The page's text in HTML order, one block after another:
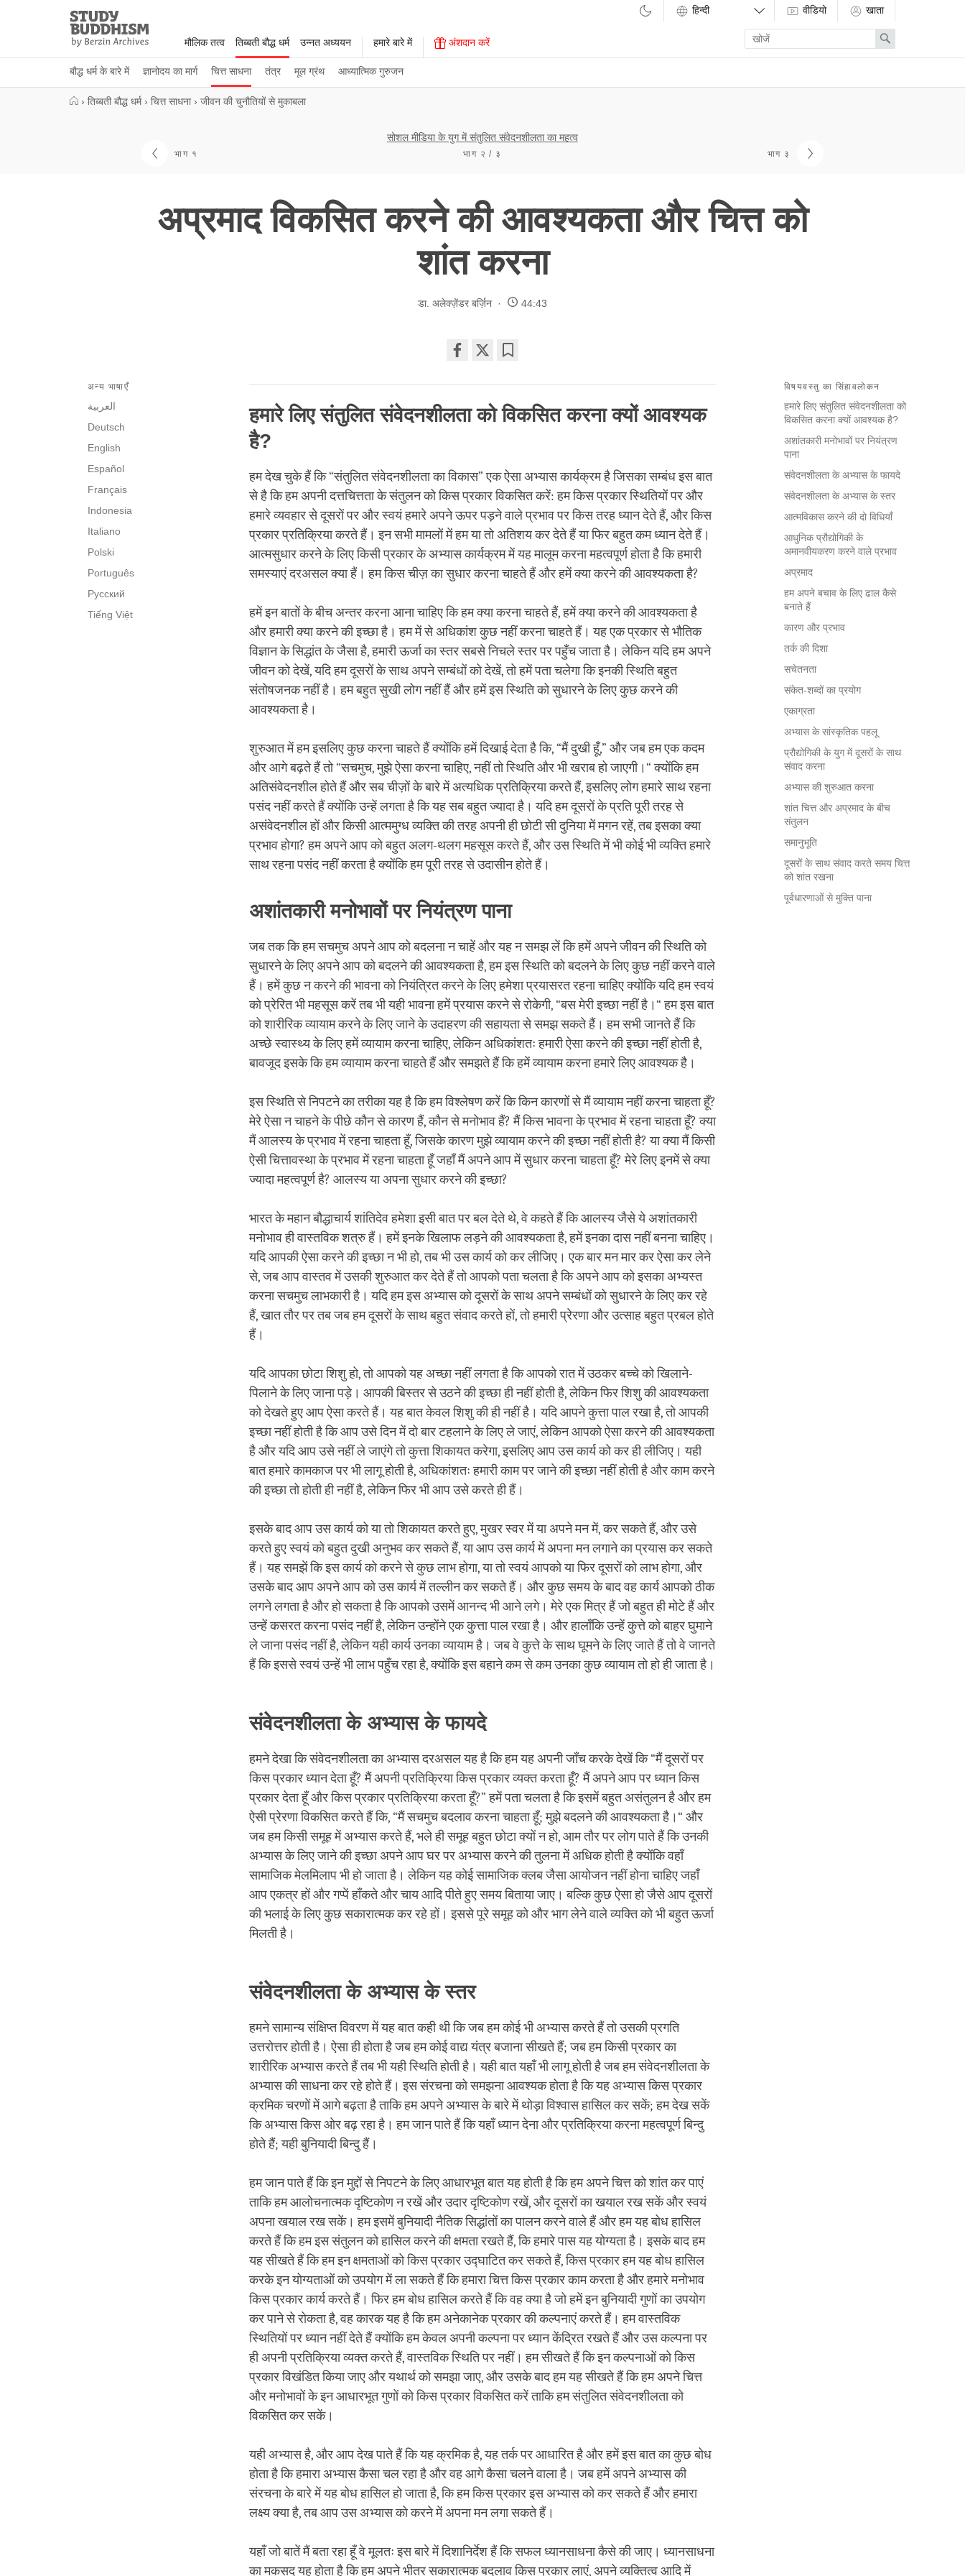
Study
Buddhism
Home
मौलिक तत्व तिब्बती बौद्ध धर्म
बौद्ध धर्म के बारे में ज्ञानोदय का मार्ग चित्त साधना तंत्र मूल ग्रंथ आध्यात्मिक गुरुजन
उन्नत अध्ययन हमारे बारे में अंशदान करें
वीडियो खाता
Enter
search
term
Search
› तिब्बती बौद्ध धर्म › चित्त साधना › जीवन की चुनौतियों से मुकाबला
भाग १
सोशल मीडिया के युग में संतुलित संवेदनशीलता का महत्व
भाग २ / ३ भाग ३
अप्रमाद विकसित करने की आवश्यकता और चित्त को
शांत करना
डा. अलेक्ज़ेंडर बर्ज़िन 44:43
on
facebook
विषयवस्तु का सिंहावलोकन
हमारे लिए संतुलित संवेदनशीलता को
विकसित करना क्यों आवश्यक है?
अशांतकारी मनोभावों पर नियंत्रण
पाना
संवेदनशीलता के अभ्यास के फायदे
संवेदनशीलता के अभ्यास के स्तर
आत्मविकास करने की दो विधियाँ
आधुनिक प्रौद्योगिकी के
अमानवीयकरण करने वाले प्रभाव
अप्रमाद
हम अपने बचाव के लिए ढाल कैसे
बनाते हैं
कारण और प्रभाव
तर्क की दिशा
सचेतनता
संकेत-शब्दों का प्रयोग
एकाग्रता
अभ्यास के सांस्कृतिक पहलू
प्रौद्योगिकी के युग में दूसरों के साथ
संवाद करना
अभ्यास की शुरुआत करना
शांत चित्त और अप्रमाद के बीच
संतुलन
समानुभूति
दूसरों के साथ संवाद करते समय चित्त
को शांत रखना
पूर्वधारणाओं से मुक्ति पाना
अन्य भाषाएँ
العربية
Deutsch
English
Español
Français
Indonesia
Italiano
Polski
Português
Русский
Tiếng Việt
हमारे लिए संतुलित संवेदनशीलता को विकसित करना क्यों आवश्यक
है?
हम देख चुके हैं कि “संतुलित संवेदनशीलता का विकास” एक ऐसा अभ्यास कार्यक्रम है जिसका सम्बंध इस बात
से है कि हम अपनी दत्तचित्तता के संतुलन को किस प्रकार विकसित करें: हम किस प्रकार स्थितियों पर और
हमारे व्यवहार से दूसरों पर और स्वयं हमारे अपने ऊपर पड़ने वाले प्रभाव पर किस तरह ध्यान देते हैं, और किस
प्रकार प्रतिक्रिया करते हैं। इन सभी मामलों में हम या तो अतिशय कर देते हैं या फिर बहुत कम ध्यान देते हैं।
आत्मसुधार करने के लिए किसी प्रकार के अभ्यास कार्यक्रम में यह मालूम करना महत्वपूर्ण होता है कि हमारी
समस्याएं दरअसल क्या हैं। हम किस चीज़ का सुधार करना चाहते हैं और हमें क्या करने की आवश्यकता है?
हमें इन बातों के बीच अन्तर करना आना चाहिए कि हम क्या करना चाहते हैं, हमें क्या करने की आवश्यकता है
और हमारी क्या करने की इच्छा है। हम में से अधिकांश कुछ नहीं करना चाहते हैं। यह एक प्रकार से भौतिक
विज्ञान के सिद्धांत के जैसा है, हमारी ऊर्जा का स्तर सबसे निचले स्तर पर पहुँच जाता है। लेकिन यदि हम अपने
जीवन को देखें, यदि हम दूसरों के साथ अपने सम्बंधों को देखें, तो हमें पता चलेगा कि इनकी स्थिति बहुत
संतोषजनक नहीं है। हम बहुत सुखी लोग नहीं हैं और हमें इस स्थिति को सुधारने के लिए कुछ करने की
आवश्यकता है।
शुरुआत में हम इसलिए कुछ करना चाहते हैं क्योंकि हमें दिखाई देता है कि, “मैं दुखी हूँ,” और जब हम एक कदम
और आगे बढ़ते हैं तो “सचमुच, मुझे ऐसा करना चाहिए, नहीं तो स्थिति और भी खराब हो जाएगी।“ क्योंकि हम
अतिसंवेदनशील होते हैं और सब चीज़ों के बारे में अत्यधिक प्रतिक्रिया करते हैं, इसलिए लोग हमारे साथ रहना
पसंद नहीं करते हैं क्योंकि उन्हें लगता है कि यह सब बहुत ज्यादा है। यदि हम दूसरों के प्रति पूरी तरह से
असंवेदनशील हों और किसी आत्ममुग्ध व्यक्ति की तरह अपनी ही छोटी सी दुनिया में मगन रहें, तब इसका क्या
प्रभाव होगा? हम अपने आप को बहुत अलग-थलग महसूस करते हैं, और उस स्थिति में भी कोई भी व्यक्ति हमारे
साथ रहना पसंद नहीं करता है क्योंकि हम पूरी तरह से उदासीन होते हैं।
अशांतकारी मनोभावों पर नियंत्रण पाना
जब तक कि हम सचमुच अपने आप को बदलना न चाहें और यह न समझ लें कि हमें अपने जीवन की स्थिति को
सुधारने के लिए अपने आप को बदलने की आवश्यकता है, हम इस स्थिति को बदलने के लिए कुछ नहीं करने वाले
हैं। हमें कुछ न करने की भावना को नियंत्रित करने के लिए हमेशा प्रयासरत रहना चाहिए क्योंकि यदि हम स्वयं
को प्रेरित भी महसूस करें तब भी यही भावना हमें प्रयास करने से रोकेगी, “बस मेरी इच्छा नहीं है।“ हम इस बात
को शारीरिक व्यायाम करने के लिए जाने के उदाहरण की सहायता से समझ सकते हैं। हम सभी जानते हैं कि
अच्छे स्वास्थ्य के लिए हमें व्यायाम करना चाहिए, लेकिन अधिकांशतः हमारी ऐसा करने की इच्छा नहीं होती है,
बावजूद इसके कि हम व्यायाम करना चाहते हैं और समझते हैं कि हमें व्यायाम करना हमारे लिए आवश्यक है।
इस स्थिति से निपटने का तरीका यह है कि हम विश्लेषण करें कि किन कारणों से मैं व्यायाम नहीं करना चाहता हूँ?
मेरे ऐसा न चाहने के पीछे कौन से कारण हैं, कौन से मनोभाव हैं? मैं किस भावना के प्रभाव में रहना चाहता हूँ? क्या
मैं आलस्य के प्रभाव में रहना चाहता हूँ, जिसके कारण मुझे व्यायाम करने की इच्छा नहीं होती है? या क्या मैं किसी
ऐसी चित्तावस्था के प्रभाव में रहना चाहता हूँ जहाँ मैं अपने आप में सुधार करना चाहता हूँ? मेरे लिए इनमें से क्या
ज्यादा महत्वपूर्ण है? आलस्य या अपना सुधार करने की इच्छा?
भारत के महान बौद्धाचार्य शांतिदेव हमेशा इसी बात पर बल देते थे, वे कहते हैं कि आलस्य जैसे ये अशांतकारी
मनोभाव ही वास्तविक शत्रु हैं। हमें इनके खिलाफ लड़ने की आवश्यकता है, हमें इनका दास नहीं बनना चाहिए।
यदि आपकी ऐसा करने की इच्छा न भी हो, तब भी उस कार्य को कर लीजिए। एक बार मन मार कर ऐसा कर लेने
से, जब आप वास्तव में उसकी शुरुआत कर देते हैं तो आपको पता चलता है कि अपने आप को इसका अभ्यस्त
करना सचमुच लाभकारी है। यदि हम इस अभ्यास को दूसरों के साथ अपने सम्बंधों को सुधारने के लिए कर रहे
हैं, खात तौर पर तब जब हम दूसरों के साथ बहुत संवाद करते हों, तो हमारी प्रेरणा और उत्साह बहुत प्रबल होते
हैं।
यदि आपका छोटा शिशु हो, तो आपको यह अच्छा नहीं लगता है कि आपको रात में उठकर बच्चे को खिलाने-
पिलाने के लिए जाना पड़े। आपकी बिस्तर से उठने की इच्छा ही नहीं होती है, लेकिन फिर शिशु की आवश्यकता
को देखते हुए आप ऐसा करते हैं। यह बात केवल शिशु की ही नहीं है। यदि आपने कुत्ता पाल रखा है, तो आपकी
इच्छा नहीं होती है कि आप उसे दिन में दो बार टहलाने के लिए ले जाएं, लेकिन आपको ऐसा करने की आवश्यकता
है और यदि आप उसे नहीं ले जाएंगे तो कुत्ता शिकायत करेगा, इसलिए आप उस कार्य को कर ही लीजिए। यही
बात हमारे कामकाज पर भी लागू होती है, अधिकांशतः हमारी काम पर जाने की इच्छा नहीं होती है और काम करने
की इच्छा तो होती ही नहीं है, लेकिन फिर भी आप उसे करते ही हैं।
इसके बाद आप उस कार्य को या तो शिकायत करते हुए, मुखर स्वर में या अपने मन में, कर सकते हैं, और उसे
करते हुए स्वयं को बहुत दुखी अनुभव कर सकते हैं, या आप उस कार्य में अपना मन लगाने का प्रयास कर सकते
हैं। यह समझें कि इस कार्य को करने से कुछ लाभ होगा, या तो स्वयं आपको या फिर दूसरों को लाभ होगा, और
उसके बाद आप अपने आप को उस कार्य में तल्लीन कर सकते हैं। और कुछ समय के बाद वह कार्य आपको ठीक
लगने लगता है और हो सकता है कि आपको उसमें आनन्द भी आने लगे। मेरे एक मित्र हैं जो बहुत ही मोटे हैं और
उन्हें कसरत करना पसंद नहीं है, लेकिन उन्होंने एक कुत्ता पाल रखा है। और हालाँकि उन्हें कुत्ते को बाहर घुमाने
ले जाना पसंद नहीं है, लेकिन यही कार्य उनका व्यायाम है। जब वे कुत्ते के साथ घूमने के लिए जाते हैं तो वे जानते
हैं कि इससे स्वयं उन्हें भी लाभ पहुँच रहा है, क्योंकि इस बहाने कम से कम उनका कुछ व्यायाम तो हो ही जाता है।
संवेदनशीलता के अभ्यास के फायदे
हमने देखा कि संवेदनशीलता का अभ्यास दरअसल यह है कि हम यह अपनी जाँच करके देखें कि “मैं दूसरों पर
किस प्रकार ध्यान देता हूँ? मैं अपनी प्रतिक्रिया किस प्रकार व्यक्त करता हूँ? मैं अपने आप पर ध्यान किस
प्रकार देता हूँ और किस प्रकार प्रतिक्रिया करता हूँ?” हमें पता चलता है कि इसमें बहुत असंतुलन है और हम
ऐसी प्रेरणा विकसित करते हैं कि, “मैं सचमुच बदलाव करना चाहता हूँ; मुझे बदलने की आवश्यकता है।“ और
जब हम किसी समूह में अभ्यास करते हैं, भले ही समूह बहुत छोटा क्यों न हो, आम तौर पर लोग पाते हैं कि उनकी
अभ्यास के लिए जाने की इच्छा अपने आप घर पर अभ्यास करने की तुलना में अधिक होती है क्योंकि वहाँ
सामाजिक मेलमिलाप भी हो जाता है। लेकिन यह कोई सामाजिक क्लब जैसा आयोजन नहीं होना चाहिए जहाँ
आप एकत्र हों और गप्पें हाँकते और चाय आदि पीते हुए समय बिताया जाए। बल्कि कुछ ऐसा हो जैसे आप दूसरों
की भलाई के लिए कुछ सकारात्मक कर रहे हों। इससे पूरे समूह को और भाग लेने वाले व्यक्ति को भी बहुत ऊर्जा
मिलती है।
संवेदनशीलता के अभ्यास के स्तर
हमने सामान्य संक्षिप्त विवरण में यह बात कही थी कि जब हम कोई भी अभ्यास करते हैं तो उसकी प्रगति
उत्तरोत्तर होती है। ऐसा ही होता है जब हम कोई वाद्य यंत्र बजाना सीखते हैं; जब हम किसी प्रकार का
शारीरिक अभ्यास करते हैं तब भी यही स्थिति होती है। यही बात यहाँ भी लागू होती है जब हम संवेदनशीलता के
अभ्यास की साधना कर रहे होते हैं। इस संरचना को समझना आवश्यक होता है कि यह अभ्यास किस प्रकार
क्रमिक चरणों में आगे बढ़ता है ताकि हम अपने अभ्यास के बारे में थोड़ा विश्वास हासिल कर सकें; हम देख सकें
कि अभ्यास किस ओर बढ़ रहा है। हम जान पाते हैं कि यहाँ ध्यान देना और प्रतिक्रिया करना महत्वपूर्ण बिन्दु
होते हैं; यही बुनियादी बिन्दु हैं।
हम जान पाते हैं कि इन मुद्दों से निपटने के लिए आधारभूत बात यह होती है कि हम अपने चित्त को शांत कर पाएं
ताकि हम आलोचनात्मक दृष्टिकोण न रखें और उदार दृष्टिकोण रखें, और दूसरों का खयाल रख सकें और स्वयं
अपना खयाल रख सकें। हम इसमें बुनियादी नैतिक सिद्धांतों का पालन करने वाले हैं और हम यह बोध हासिल
करते हैं कि हम इस संतुलन को हासिल करने की क्षमता रखते हैं, कि हमारे पास यह योग्यता है। इसके बाद हम
यह सीखते हैं कि हम इन क्षमताओं को किस प्रकार उद्घाटित कर सकते हैं, किस प्रकार हम यह बोध हासिल
करके इन योग्यताओं को उपयोग में ला सकते हैं कि हमारा चित्त किस प्रकार काम करता है और हमारे मनोभाव
किस प्रकार कार्य करते हैं। फिर हम बोध हासिल करते हैं कि वह क्या है जो हमें इन बुनियादी गुणों का उपयोग
कर पाने से रोकता है, वह कारक यह है कि हम अनेकानेक प्रकार की कल्पनाएं करते हैं। हम वास्तविक
स्थितियों पर ध्यान नहीं देते हैं क्योंकि हम केवल अपनी कल्पना पर ध्यान केंद्रित रखते हैं और उस कल्पना पर
ही अपनी प्रतिक्रिया व्यक्त करते हैं, वास्तविक स्थिति पर नहीं। हम सीखते हैं कि इन कल्पनाओं को किस
प्रकार विखंडित किया जाए और यथार्थ को समझा जाए, और उसके बाद हम यह सीखते हैं कि हम अपने चित्त
और मनोभावों के इन आधारभूत गुणों को किस प्रकार विकसित करें ताकि हम संतुलित संवेदनशीलता को
विकसित कर सकें।
यही अभ्यास है, और आप देख पाते हैं कि यह क्रमिक है, यह तर्क पर आधारित है और हमें इस बात का कुछ बोध
होता है कि हमारा अभ्यास कैसा चल रहा है और वह आगे कैसा चलने वाला है। जब हमें अपने अभ्यास की
संरचना के बारे में यह बोध हासिल हो जाता है, कि हम किस प्रकार इस अभ्यास को कर सकते हैं और हमारा
लक्ष्य क्या है, तब आप उस अभ्यास को करने में अपना मन लगा सकते हैं।
यहाँ जो बातें मैं बता रहा हूँ वे मूलतः इस बारे में दिशानिर्देश हैं कि सफल ध्यानसाधना कैसे की जाए। ध्यानसाधना
का मकसद यह होता है कि हम अपने भीतर सकारात्मक बदलाव किस प्रकार लाएं, अपने व्यक्तित्व आदि में